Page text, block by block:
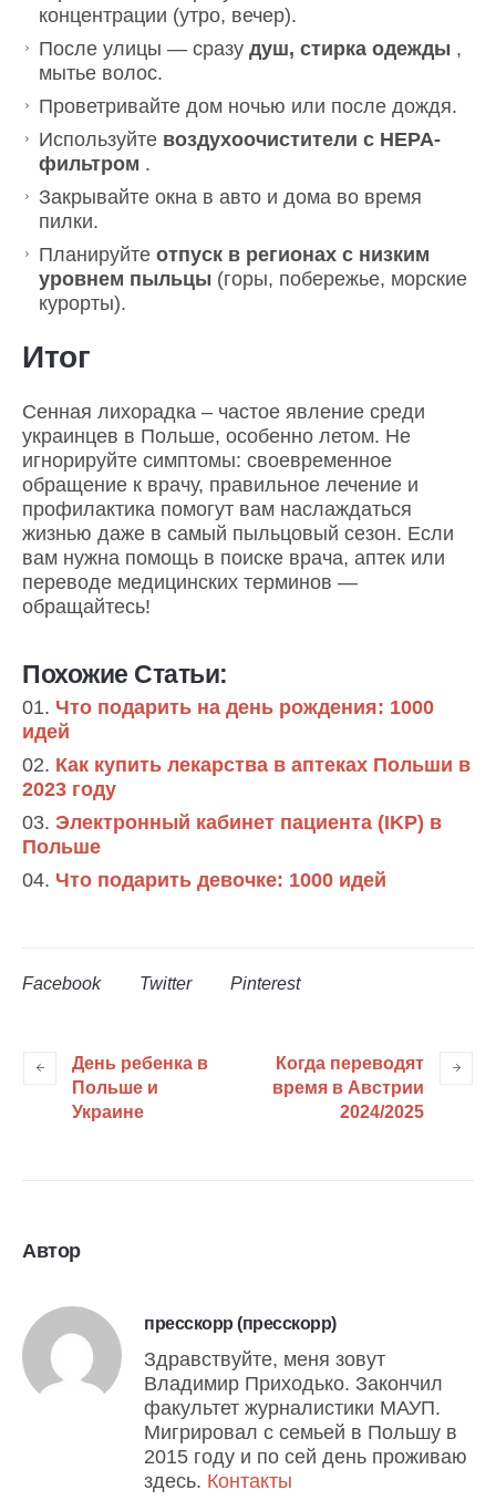
концентрации (утро, вечер).
После улицы — сразу душ, стирка одежды ,
мытье волос.
Проветривайте дом ночью или после дождя.
Используйте воздухоочистители с HEPA-
фильтром .
Закрывайте окна в авто и дома во время
пилки.
Планируйте отпуск в регионах с низким
уровнем пыльцы (горы, побережье, морские
курорты).
Итог
Сенная лихорадка – частое явление среди
украинцев в Польше, особенно летом. Не
игнорируйте симптомы: своевременное
обращение к врачу, правильное лечение и
профилактика помогут вам наслаждаться
жизнью даже в самый пыльцовый сезон. Если
вам нужна помощь в поиске врача, аптек или
переводе медицинских терминов —
обращайтесь!
Похожие Статьи:
Что подарить на день рождения: 1000
идей
Как купить лекарства в аптеках Польши в
2023 году
Электронный кабинет пациента (IKP) в
Польше
Что подарить девочке: 1000 идей
Facebook Twitter Pinterest
День ребенка в
Польше и
Украине
Когда переводят
время в Австрии
2024/2025
Автор
пресскорр (пресскорр)
Здравствуйте, меня зовут
Владимир Приходько. Закончил
факультет журналистики МАУП.
Мигрировал с семьей в Польшу в
2015 году и по сей день проживаю
здесь. Контакты